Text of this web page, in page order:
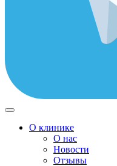
О клинике
О нас
Новости
Отзывы